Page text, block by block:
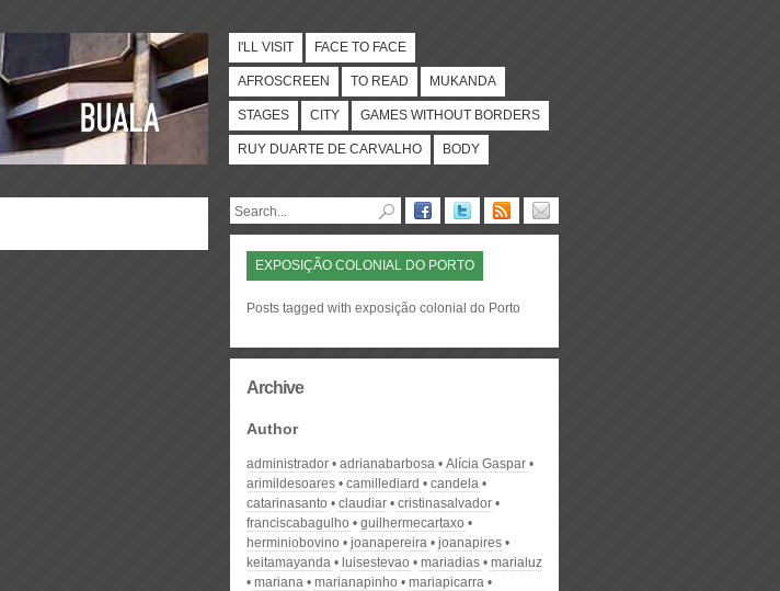
I'LL VISIT FACE TO FACE
AFROSCREEN TO READ MUKANDA
STAGES CITY GAMES WITHOUT BORDERS
RUY DUARTE DE CARVALHO BODY
EXPOSIÇÃO COLONIAL DO PORTO
Posts tagged with exposição colonial do Porto
Archive
Author
administrador adrianabarbosa
Alícia Gaspar
arimildesoares
camillediard
candela
catarinasanto
claudiar
cristinasalvador
franciscabagulho
guilhermecartaxo
herminiobovino
joanapereira
joanapires
keitamayanda
luisestevao mariadias
marialuz
mariana
marianapinho
mariapicarra